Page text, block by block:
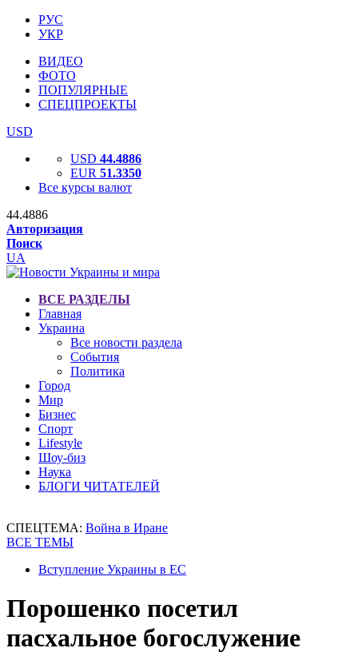
РУС
УКР
ВИДЕО
ФОТО
ПОПУЛЯРНЫЕ
СПЕЦПРОЕКТЫ
USD
USD 44.4886
EUR 51.3350
Все курсы валют
44.4886
Авторизация
Поиск
UA
ВСЕ РАЗДЕЛЫ
Главная
Украина
Все новости раздела
События
Политика
Город
Мир
Бизнес
Спорт
Lifestyle
Шоу-биз
Наука
БЛОГИ ЧИТАТЕЛЕЙ
СПЕЦТЕМА: Война в Иране
ВСЕ ТЕМЫ
Вступление Украины в ЕС
Порошенко посетил
пасхальное богослужение